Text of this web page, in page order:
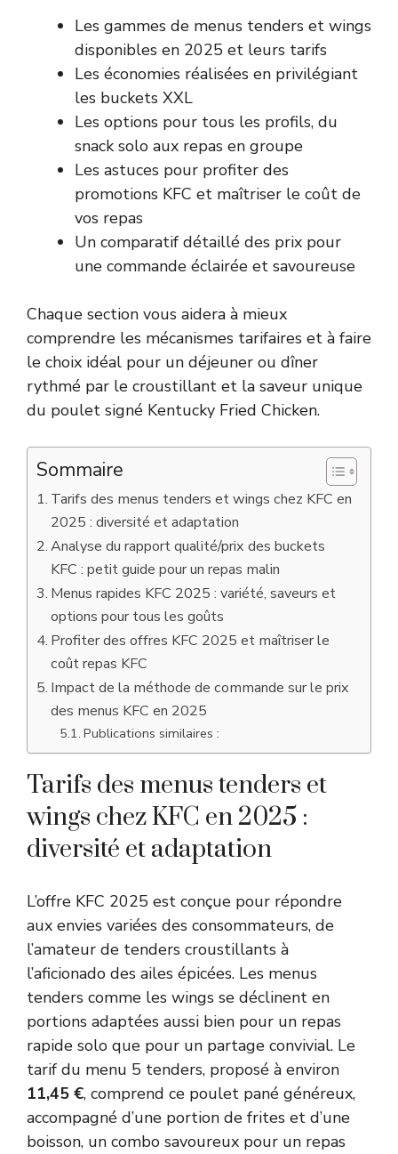
Les gammes de menus tenders et wings
disponibles en 2025 et leurs tarifs
Les économies réalisées en privilégiant
les buckets XXL
Les options pour tous les profils, du
snack solo aux repas en groupe
Les astuces pour profiter des
promotions KFC et maîtriser le coût de
vos repas
Un comparatif détaillé des prix pour
une commande éclairée et savoureuse
Chaque section vous aidera à mieux
comprendre les mécanismes tarifaires et à faire
le choix idéal pour un déjeuner ou dîner
rythmé par le croustillant et la saveur unique
du poulet signé Kentucky Fried Chicken.
Sommaire
Tarifs des menus tenders et wings chez KFC en
2025 : diversité et adaptation
Analyse du rapport qualité/prix des buckets
KFC : petit guide pour un repas malin
Menus rapides KFC 2025 : variété, saveurs et
options pour tous les goûts
Profiter des offres KFC 2025 et maîtriser le
coût repas KFC
Impact de la méthode de commande sur le prix
des menus KFC en 2025
Publications similaires :
Tarifs des menus tenders et
wings chez KFC en 2025 :
diversité et adaptation
L’offre KFC 2025 est conçue pour répondre
aux envies variées des consommateurs, de
l’amateur de tenders croustillants à
l’aficionado des ailes épicées. Les menus
tenders comme les wings se déclinent en
portions adaptées aussi bien pour un repas
rapide solo que pour un partage convivial. Le
tarif du menu 5 tenders, proposé à environ
11,45 €, comprend ce poulet pané généreux,
accompagné d’une portion de frites et d’une
boisson, un combo savoureux pour un repas